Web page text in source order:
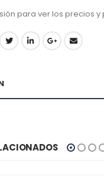
para ver los precios